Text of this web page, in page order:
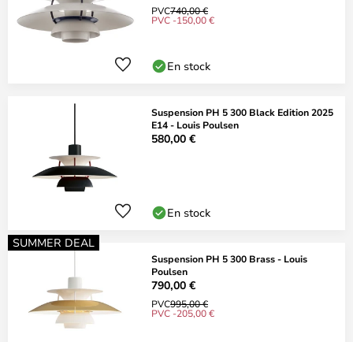
PVC740,00 €
PVC -150,00 €
En stock
Suspension PH 5 300 Black Edition 2025
E14 - Louis Poulsen
580,00 €
En stock
SUMMER DEAL
Suspension PH 5 300 Brass - Louis
Poulsen
790,00 €
PVC995,00 €
PVC -205,00 €